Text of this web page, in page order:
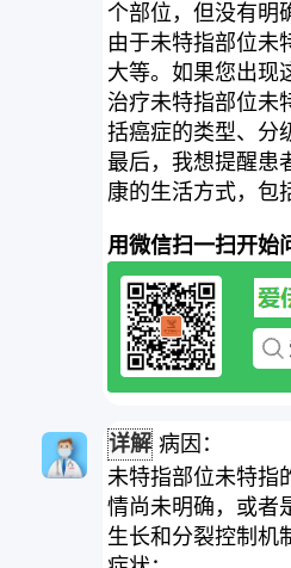
个部位，但没有明
由于未特指部位未
大等。如果您出现
治疗未特指部位未
括癌症的类型、分
最后，我想提醒患
康的生活方式，包
用微信扫一扫开始
详解 病因：
未特指部位未特指
情尚未明确，或者
生长和分裂控制机